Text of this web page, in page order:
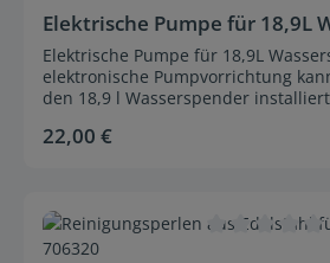
Elektrische Pumpe für 18,9L
Elektrische Pumpe für 18,9L
elektronische Pumpvorrichtung
den 18,9 l Wasserspender
arbeitet die Pumpe in einem sehr
Bequemlichkeit und spart
Elektronische Pumpvorrichtung-
Regulärer Preis:
22,00 €
Durchschnittliche Bewertung von 0